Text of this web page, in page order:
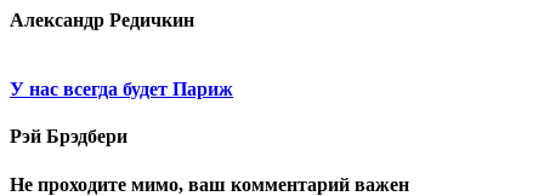
Александр Редичкин
У нас всегда будет Париж
Рэй Брэдбери
Не проходите мимо, ваш комментарий важен